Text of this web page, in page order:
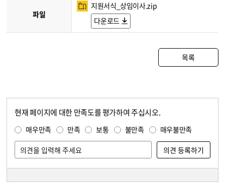
파일
지원서식_상임이사.zip
다운로드
목록
현재 페이지에 대한 만족도를 평가하여 주십시오.
매우만족 만족 보통 불만족 매우불만족